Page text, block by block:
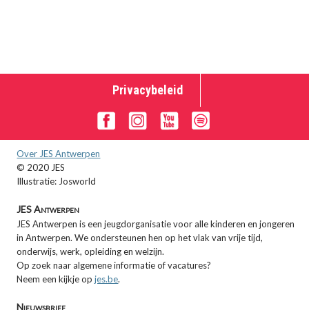
Privacybeleid
Over JES Antwerpen
© 2020 JES
Illustratie: Josworld
JES Antwerpen
JES Antwerpen is een jeugdorganisatie voor alle kinderen en jongeren
in Antwerpen. We ondersteunen hen op het vlak van vrije tijd,
onderwijs, werk, opleiding en welzijn.
Op zoek naar algemene informatie of vacatures?
Neem een kijkje opjes.be.
Nieuwsbrief